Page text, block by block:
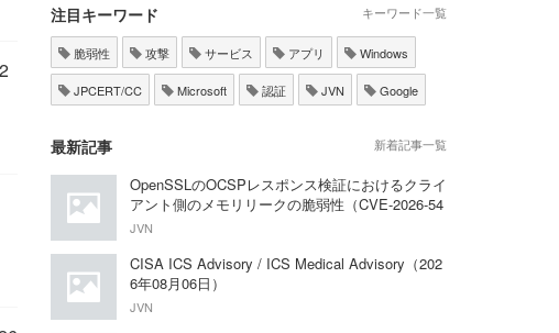
注目キーワード キーワード一覧
脆弱性 攻撃 サービス アプリ Windows
JPCERT/CC Microsoft 認証 JVN Google
最新記事 新着記事一覧
OpenSSLのOCSPレスポンス検証におけるクライ
アント側のメモリリークの脆弱性（CVE-2026-54
876）
JVN
CISA ICS Advisory / ICS Medical Advisory（202
6年08月06日）
JVN